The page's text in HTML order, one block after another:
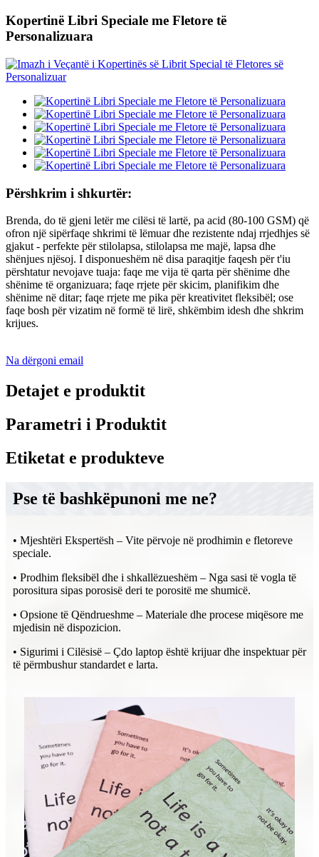
Kopertinë Libri Speciale me Fletore të
Personalizuara
Përshkrim i shkurtër:
Brenda, do të gjeni letër me cilësi të lartë, pa acid (80-100 GSM) që
ofron një sipërfaqe shkrimi të lëmuar dhe rezistente ndaj rrjedhjes së
gjakut - perfekte për stilolapsa, stilolapsa me majë, lapsa dhe
shënjues njësoj. I disponueshëm në disa paraqitje faqesh për t'iu
përshtatur nevojave tuaja: faqe me vija të qarta për shënime dhe
shënime të organizuara; faqe rrjete për skicim, planifikim dhe
shënime në ditar; faqe rrjete me pika për kreativitet fleksibël; ose
faqe bosh për vizatim në formë të lirë, shkëmbim idesh dhe shkrim
krijues.
Na dërgoni email
Detajet e produktit
Parametri i Produktit
Etiketat e produkteve
Pse të bashkëpunoni me ne?
• Mjeshtëri Ekspertësh – Vite përvoje në prodhimin e fletoreve
speciale.
• Prodhim fleksibël dhe i shkallëzueshëm – Nga sasi të vogla të
porositura sipas porosisë deri te porositë me shumicë.
• Opsione të Qëndrueshme – Materiale dhe procese miqësore me
mjedisin në dispozicion.
• Sigurimi i Cilësisë – Çdo laptop është krijuar dhe inspektuar për
të përmbushur standardet e larta.